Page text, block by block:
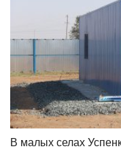
В малых селах